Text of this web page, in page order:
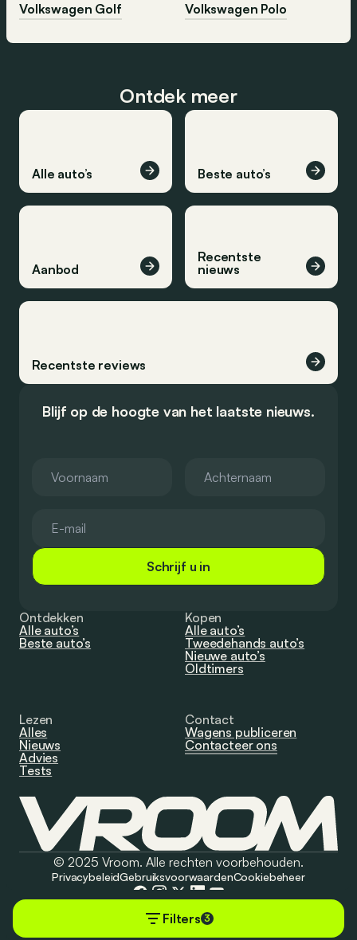
Filters 3
Volkswagen Golf
Volkswagen Polo
Ontdek meer
Alle auto’s Beste auto’s
Aanbod
Recentste
nieuws
Recentste reviews
Blijf op de hoogte van het laatste nieuws.
Schrijf u in
Ontdekken
Alle auto’s
Beste auto’s
Kopen
Alle auto’s
Tweedehands auto’s
Nieuwe auto’s
Oldtimers
Lezen
Alles
Nieuws
Advies
Tests
Contact
Wagens publiceren
Contacteer ons
© 2025 Vroom. Alle rechten voorbehouden.
PrivacybeleidGebruiksvoorwaardenCookiebeheer